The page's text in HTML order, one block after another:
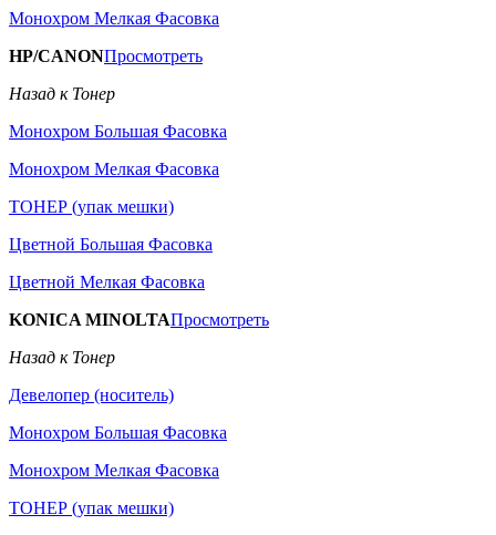
Монохром Мелкая Фасовка
HP/CANONПросмотреть
Назад к Тонер
Монохром Большая Фасовка
Монохром Мелкая Фасовка
ТОНЕР (упак мешки)
Цветной Большая Фасовка
Цветной Мелкая Фасовка
KONICA MINOLTAПросмотреть
Назад к Тонер
Девелопер (носитель)
Монохром Большая Фасовка
Монохром Мелкая Фасовка
ТОНЕР (упак мешки)